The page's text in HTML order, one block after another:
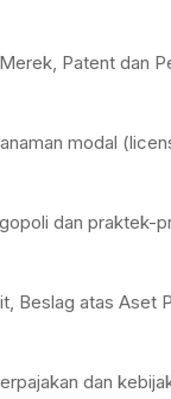
Patent dan
modal
dan praktek-
Beslag atas Aset
dan